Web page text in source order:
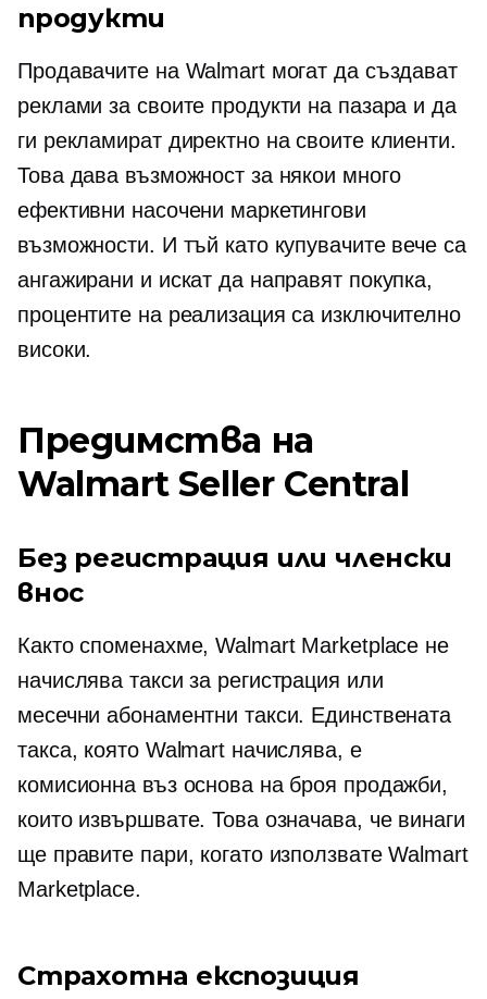
продукти
Продавачите на Walmart могат да създават
реклами за своите продукти на пазара и да
ги рекламират директно на своите клиенти.
Това дава възможност за някои много
ефективни насочени маркетингови
възможности. И тъй като купувачите вече са
ангажирани и искат да направят покупка,
процентите на реализация са изключително
високи.
Предимства на
Walmart Seller Central
Без регистрация или членски
внос
Както споменахме, Walmart Marketplace не
начислява такси за регистрация или
месечни абонаментни такси. Единствената
такса, която Walmart начислява, е
комисионна въз основа на броя продажби,
които извършвате. Това означава, че винаги
ще правите пари, когато използвате Walmart
Marketplace.
Страхотна експозиция